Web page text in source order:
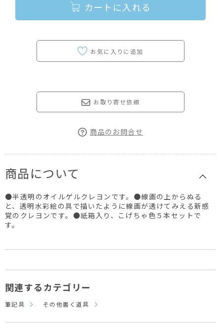
カートに入れる
お取り寄せ依頼
商品のお問合せ
商品について
●半透明のオイルゲルクレヨンです。●線画の上からぬる
と、透明水彩絵の具で描いたように線画が透けてみえる新感
覚のクレヨンです。●紙箱入り、こげちゃ色５本セットで
す。
関連するカテゴリー
筆記具 その他書く道具